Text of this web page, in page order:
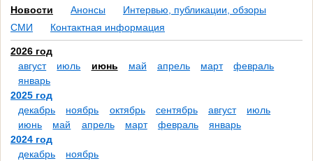
Новости Анонсы
Интервью, публикации, обзоры
СМИ
Контактная информация
2026 год
август
июль июнь май апрель март
февраль
январь
2025 год
декабрь
ноябрь октябрь сентябрь август
июль
июнь
май апрель март февраль
январь
2024 год
декабрь
ноябрь